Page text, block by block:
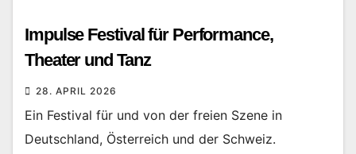
Impulse Festival für Performance,
Theater und Tanz
28. APRIL 2026
Ein Festival für und von der freien Szene in
Deutschland, Österreich und der Schweiz.